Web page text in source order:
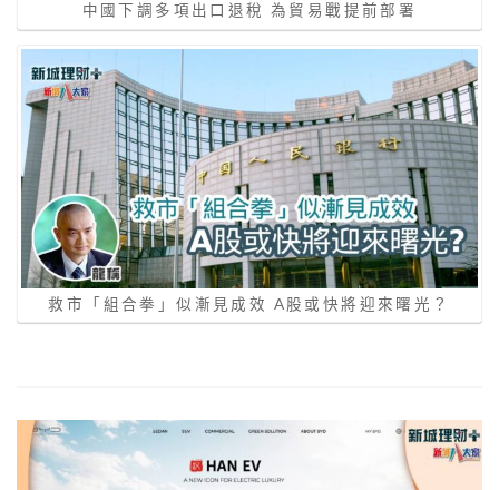
中國下調多項出口退稅 為貿易戰提前部署
救市「組合拳」似漸見成效 A股或快將迎來曙光？